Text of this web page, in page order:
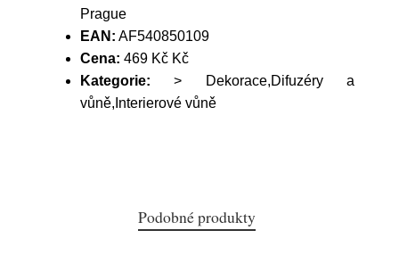
Prague
EAN: AF540850109
Cena: 469 Kč Kč
Kategorie: > Dekorace,Difuzéry a
vůně,Interierové vůně
Podobné produkty